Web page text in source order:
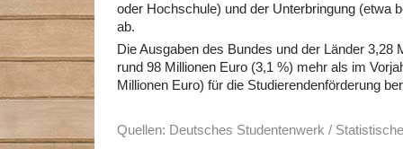
oder Hochschule) und der Unterbringung (etwa
ab.
Die Ausgaben des Bundes und der Länder 3,28
rund 98 Millionen Euro (3,1 %) mehr als im
Millionen Euro) für die Studierendenförderung
Quellen: Deutsches Studentenwerk /